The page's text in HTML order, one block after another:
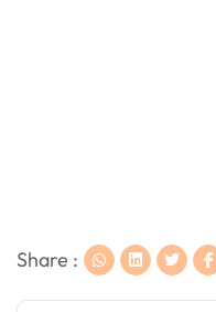
Share :